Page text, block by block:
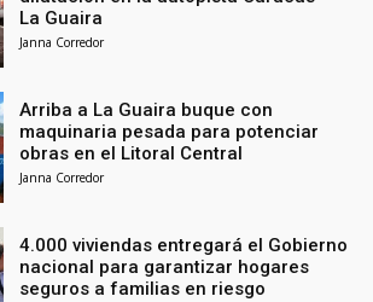
La Guaira
Janna Corredor
Arriba a La Guaira buque con
maquinaria pesada para potenciar
obras en el Litoral Central
Janna Corredor
4.000 viviendas entregará el Gobierno
nacional para garantizar hogares
seguros a familias en riesgo